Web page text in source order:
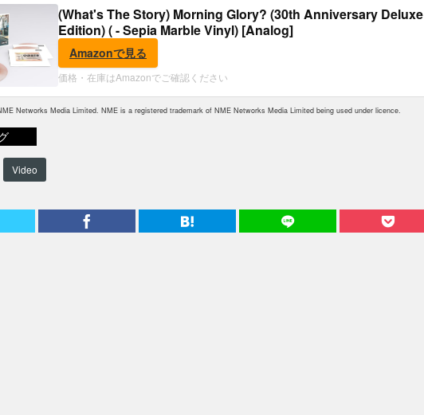
(What's The Story) Morning Glory? (30th Anniversary Deluxe
Edition) ( - Sepia Marble Vinyl) [Analog]
Amazonで見る
価格・在庫はAmazonでご確認ください
Networks Media Limited. NME is a registered trademark of NME Networks Media Limited being used under licence.
Video